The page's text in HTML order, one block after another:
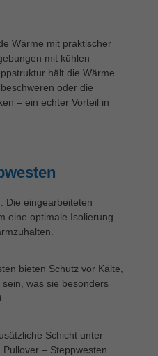
Wärme mit praktischer
mit kühlen
hält die Wärme
oder die
– ein echter Vorteil in
Die eingearbeiteten
eine optimale Isolierung
bieten Schutz vor Kälte,
was sie besonders
Schicht unter
– Steppwesten